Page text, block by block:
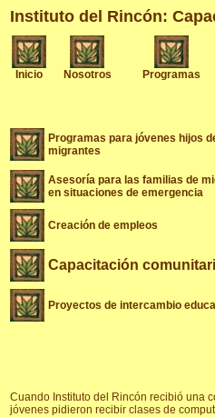
Instituto del Rincón:
Inicio Nosotros Programas
Programas para jóvenes hijos
migrantes
Asesoría para las familias de
en situaciones de emergencia
Creación de empleos
Capacitación
Proyectos de intercambio
Cuando Instituto del Rincón recibió una
jóvenes pidieron recibir clases de